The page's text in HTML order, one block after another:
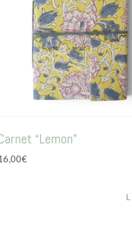
“Lemon”
€